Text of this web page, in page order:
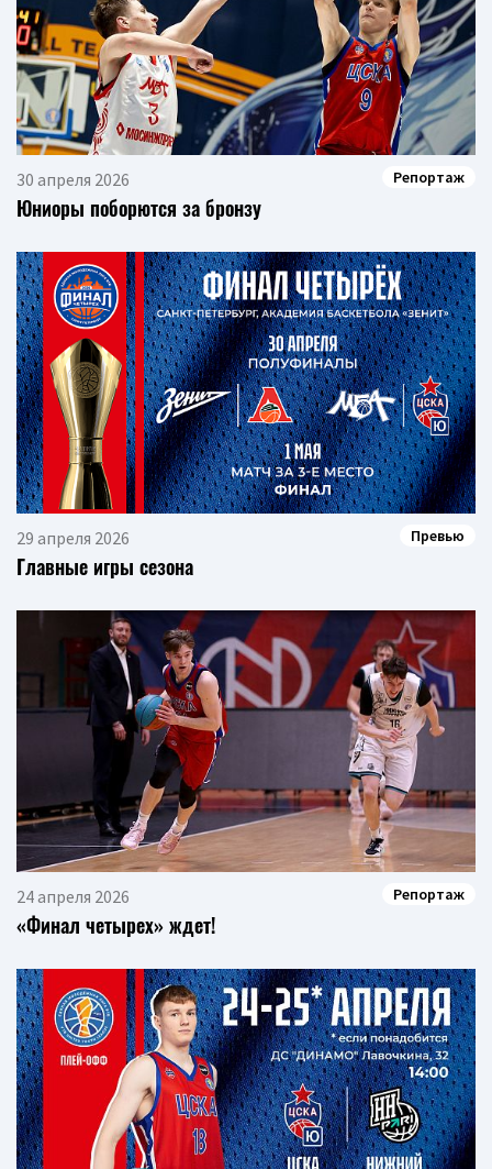
30 апреля 2026 Репортаж
Юниоры поборются за бронзу
29 апреля 2026 Превью
Главные игры сезона
24 апреля 2026 Репортаж
«Финал четырех» ждет!